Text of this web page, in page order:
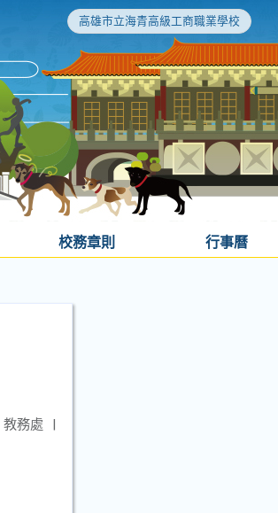
高雄市立海青高級工商職業學校
校務章則 行事曆
教務處 |